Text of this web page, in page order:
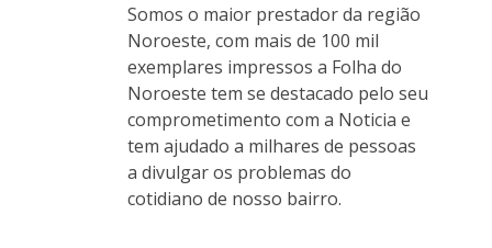
Somos o maior prestador da região
Noroeste, com mais de 100 mil
exemplares impressos a Folha do
Noroeste tem se destacado pelo seu
comprometimento com a Noticia e
tem ajudado a milhares de pessoas
a divulgar os problemas do
cotidiano de nosso bairro.